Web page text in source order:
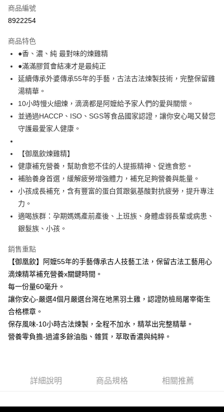
運送方式
宅配
每筆NT$120，滿NT$2,000(含以上)免運費
馬來西亞國家/地區配送
商品編號
8922254
商品特色
●香、濃、純 最對味的煉雞精
●滿滿膠質會結凍才是最純正
延續傳承外婆傳承55年的手藝，古法古法煉製技術，完整保留雞
湯精華。
10小時慢火細煉，滴滴都是阿嬤給予家人們的愛與關懷。
並通過HACCP、ISO、SGS等食品國家認證，讓你安心喝又替您
守護最愛家人健康。
【御凰飲煉雞精】
健康補充營養，幫助食慾不佳的人提振精神、促進食慾。
補胎養身首選，緩解疲勞增強體力，補充足夠營養與能量。
小孩成長補充，含有豐富的蛋白質跟氨基酸對抗疲勞，提升專注
力。
適喝族群：孕期媽媽產前產後、上班族、身體虛弱長輩或病患、
銀髮族、小孩。
銷售重點
【御凰飲】阿嬤55年的手藝傳承古人技藝工法，保留古法工藝用心
滴煉精萃補充營養x關鍵時間。
每一份量60毫升。
讓你安心-嚴選4個月嚴選台灣在地黑羽土雞，認證防檢局屠宰衛生
合格標章。
保存風味-10小時古法煉製，全程不加水，精萃出完整精華。
營養零負擔-過濾多餘油脂、雜質，萃取香濃與純粹。
詳細說明 商品規格 相關推薦